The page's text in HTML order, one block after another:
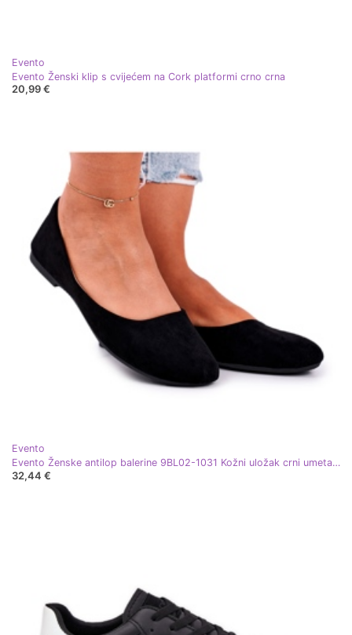
Evento
Evento Ženski klip s cvijećem na Cork platformi crno crna
20,99 €
Evento
Evento Ženske antilop balerine 9BL02-1031 Kožni uložak crni umetak crna
32,44 €